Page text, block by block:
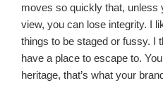
moves so quickly that, unless
view, you can lose integrity. I
things to be staged or fussy. I
have a place to escape to.
heritage, that’s what your